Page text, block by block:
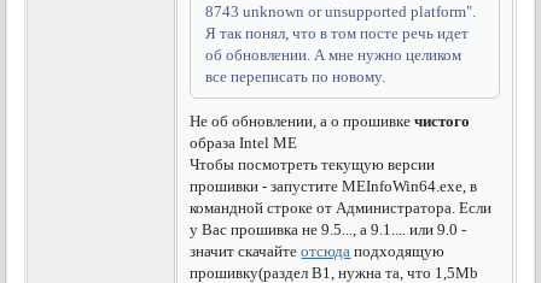
8743 unknown or unsupported platform".
Я так понял, что в том посте речь идет
об обновлении. А мне нужно целиком
все переписать по новому.
Не об обновлении, а о прошивкечистого
образа Intel ME
Чтобы посмотреть текущую версии
прошивки - запустите MEInfoWin64.exe, в
командной строке от Администратора. Если
у Вас прошивка не 9.5..., а 9.1.... или 9.0 -
значит скачайтеотсюда подходящую
прошивку(раздел B1, нужна та, что 1,5Mb